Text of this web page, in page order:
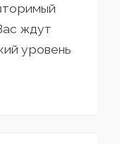
ждут
уровень